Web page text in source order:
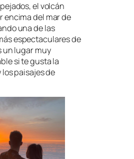
el volcán
encima del mar de
una de las
espectaculares de
un lugar muy
si te gusta la
paisajes de